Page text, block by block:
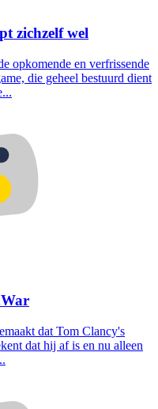
zichzelf wel
opkomende en verfrissende
die geheel bestuurd dient
dat Tom Clancy's
dat hij af is en nu alleen